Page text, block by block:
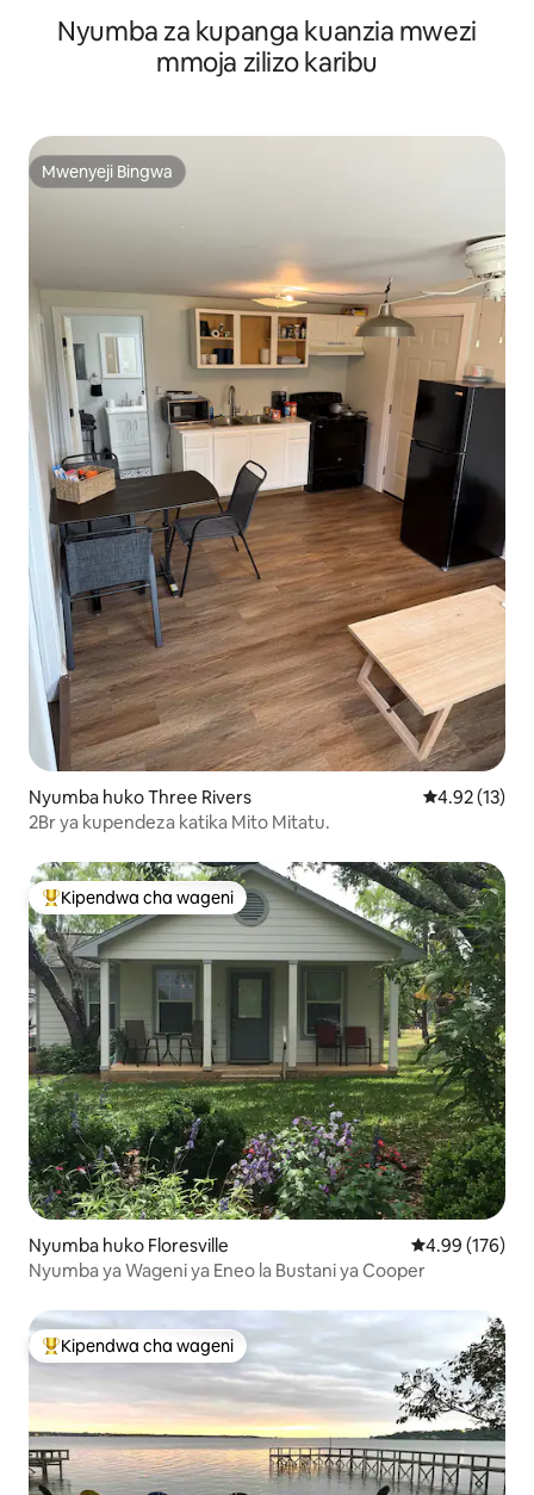
Nyumba za kupanga kuanzia mwezi
mmoja zilizo karibu
Mwenyeji Bingwa
Mwenyeji Bingwa
Nyumba huko Three Rivers Ukadiriaji wa
4.92 (13)
2Br ya kupendeza katika Mito Mitatu.
Kipendwa maarufu cha wageni
Kipendwa cha wageni
Nyumba huko Floresville Ukadiriaji wa
4.99 (176)
Nyumba ya Wageni ya Eneo la Bustani ya Cooper
Kipendwa maarufu cha wageni
Kipendwa cha wageni